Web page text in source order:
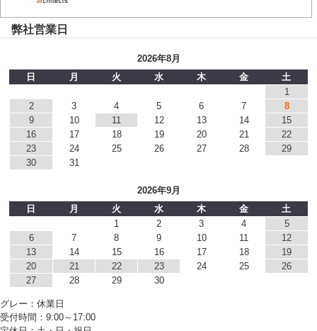
弊社営業日
2026年8月
日
月 火 水 木 金
土
1
2
3 4 5 6 7
8
9
10 11 12 13 14
15
16
17 18 19 20 21
22
23
24 25 26 27 28
29
30
31
2026年9月
日
月 火 水 木 金
土
1
2 3 4
5
6
7 8 9 10 11
12
13
14 15 16 17 18
19
20
21 22 23 24 25
26
27
28 29 30
グレー：休業日
受付時間：9:00～17:00